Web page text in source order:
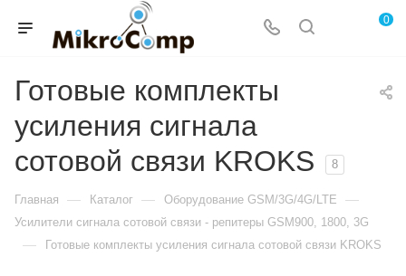
0
Готовые комплекты
усиления сигнала
сотовой связи KROKS
8
Главная — Каталог — Оборудование GSM/3G/4G/LTE —
Усилители сигнала сотовой связи - репитеры GSM900, 1800, 3G
— Готовые комплекты усиления сигнала сотовой связи KROKS